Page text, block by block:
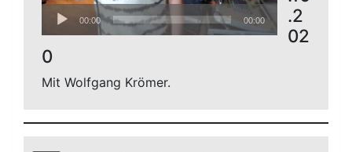
Audio-
Player
00:00 00:00
.2
02
0
Mit Wolfgang Krömer.